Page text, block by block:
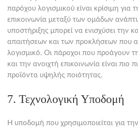
παρόχου λογισμικού είναι κρίσιμη για
επικοινωνία μεταξύ των ομάδων
υποστήριξης μπορεί να ενισχύσει την
απαιτήσεων και των προκλήσεων που
λογισμικό. Οι πάροχοι που προάγουν
και την ανοιχτή επικοινωνία είναι
προϊόντα υψηλής ποιότητας.
7. Τεχνολογική Υποδομή
Η υποδομή που χρησιμοποιείται για